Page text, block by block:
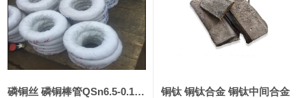
3303#硅 10,300—10,500 10,400
441#硅 9,500—9,700
金属硅553#-331# 10,000 0
磷铜丝 磷铜棒管QSn6.5-0.1 7-0.2 8-0.3 铜钛 铜钛合金 铜钛中间合金